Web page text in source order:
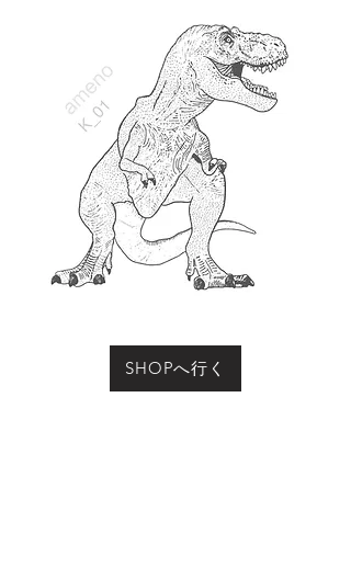
SHOPへ行く